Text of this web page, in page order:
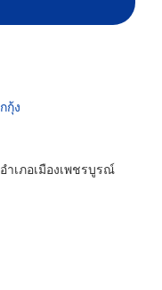
กุ้ง
เภอเมืองเพชรบูรณ์